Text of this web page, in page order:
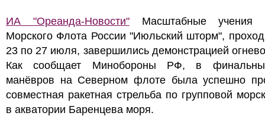
ИА "Ореанда-Новости"Масштабные учения
Морского Флота России "Июльский шторм",
23 по 27 июля, завершились демонстрацией
Как сообщает Минобороны РФ, в
манёвров на Северном флоте была успешно
совместная ракетная стрельба по групповой
в акватории Баренцева моря.